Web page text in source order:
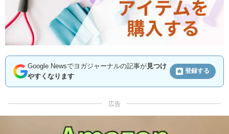
Google Newsでヨガジャーナルの記事が見つけ
やすくなります
登録する
広告